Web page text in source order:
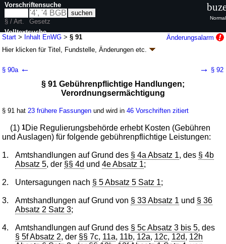
Start > Inhalt EnWG >§ 91
Änderungsalarm
Hier klicken fürTitel, Fundstelle, Änderungen etc.
Abs. 6 G. v. 23.07.2026BGBl. 2026 I Nr. 226
Geltung ab 13.07.2005; FNA: 752-6Elektrizität und Gas
wird in 990 Vorschriften zitiert
Teil 8 Verfahren und Rechtsschutz bei überlangen
Gerichtsverfahren
§ 90a ← → § 92
§ 91 Gebührenpflichtige Handlungen;
Verordnungsermächtigung
§ 91 hat 23 frühere Fassungen und wird in46 Vorschriften zitiert
(1)1Die Regulierungsbehörde erhebt Kosten (Gebühren
und Auslagen) für folgende gebührenpflichtige Leistungen:
1. Amtshandlungen auf Grund des § 4a Absatz 1, des § 4b
Absatz 5, der §§ 4d und4e Absatz 1;
2. Untersagungen nach § 5 Absatz 5 Satz 1;
3. Amtshandlungen auf Grund von § 33 Absatz 1 und § 36
Absatz 2 Satz 3;
4. Amtshandlungen auf Grund des § 5c Absatz 3 bis 5, des
§ 5f Absatz 2, der §§ 7c, 11a, 11b, 12a, 12c, 12d, 12h
Vorschriftensuche
§ / Art.
Gesetz
Volltextsuche
nur in EnWG